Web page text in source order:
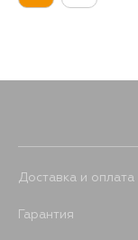
Доставка и оплата
Гарантия